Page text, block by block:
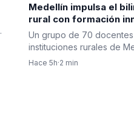
Medellín impulsa el
rural con formación
para docent
Un grupo de 70
instituciones rurales de
fortalece sus habilidades
Hace 5h·2 min